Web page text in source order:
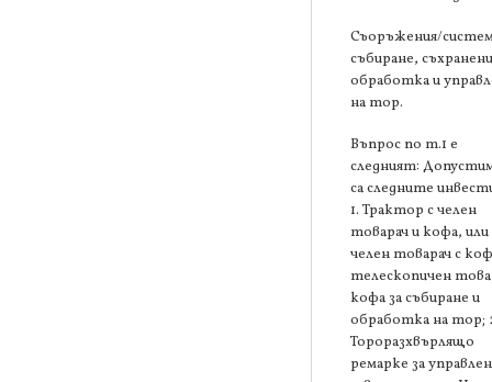
Съоръжения/
събиране,
обработка и
на тор.
Въпрос по т.1 е
следният:
са следните
1. Трактор с челен
товарач и кофа,
челен товарач с
телескопичен
кофа за събиране и
обработка на тор;
Тороразхвърлящо
ремарке за